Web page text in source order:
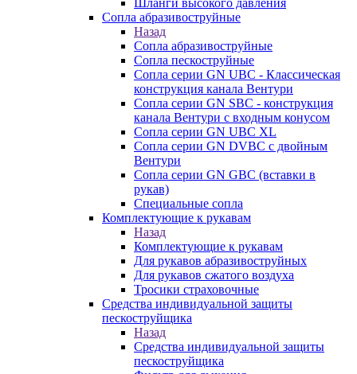
Шланги высокого давления
Сопла абразивоструйные
Назад
Сопла абразивоструйные
Сопла пескоструйные
Сопла серии GN UBC - Классическая
конструкция канала Вентури
Сопла серии GN SBC - конструкция
канала Вентури c входным конусом
Сопла серии GN UBC XL
Сопла серии GN DVBC с двойным
Вентури
Сопла серии GN GBC (вставки в
рукав)
Специальные сопла
Комплектующие к рукавам
Назад
Комплектующие к рукавам
Для рукавов абразивоструйных
Для рукавов сжатого воздуха
Тросики страховочные
Средства индивидуальной защиты
пескоструйщика
Назад
Средства индивидуальной защиты
пескоструйщика